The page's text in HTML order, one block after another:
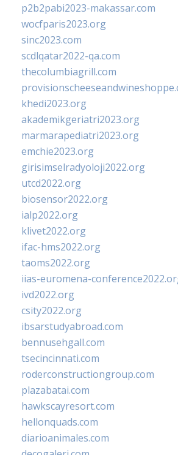
p2b2pabi2023-makassar.com
wocfparis2023.org
sinc2023.com
scdlqatar2022-qa.com
thecolumbiagrill.com
khedi2023.org
akademikgeriatri2023.org
marmarapediatri2023.org
emchie2023.org
girisimselradyoloji2022.org
utcd2022.org
biosensor2022.org
ialp2022.org
klivet2022.org
ifac-hms2022.org
taoms2022.org
iias-euromena-
ivd2022.org
csity2022.org
ibsarstudyabroad.com
bennusehgall.com
tsecincinnati.com
roderconstructiongroup.com
plazabatai.com
hawkscayresort.com
hellonquads.com
diarioanimales.com